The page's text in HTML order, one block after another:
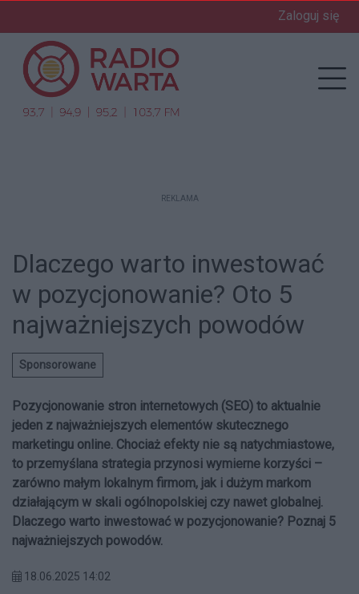
Zaloguj się
REKLAMA
Dlaczego warto inwestować
w pozycjonowanie? Oto 5
najważniejszych powodów
Sponsorowane
Pozycjonowanie stron internetowych (SEO) to aktualnie
jeden z najważniejszych elementów skutecznego
marketingu online. Chociaż efekty nie są natychmiastowe,
to przemyślana strategia przynosi wymierne korzyści –
zarówno małym lokalnym firmom, jak i dużym markom
działającym w skali ogólnopolskiej czy nawet globalnej.
Dlaczego warto inwestować w pozycjonowanie? Poznaj 5
najważniejszych powodów.
18.06.2025 14:02